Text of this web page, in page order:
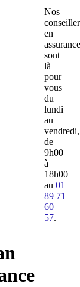
Nos
en
assurance
sont
là
pour
vous
du
lundi
au
vendredi,
de
9h00
à
18h00
au 01
89 71
60
57.